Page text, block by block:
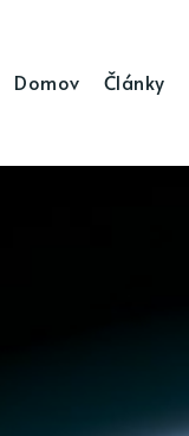
Domov Články